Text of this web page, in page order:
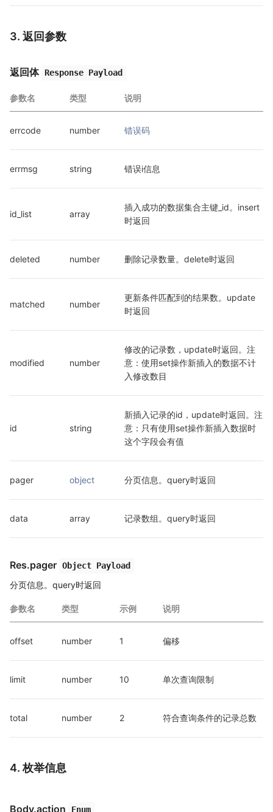
3. 返回参数
返回体 Response Payload
参数名 类型 说明
errcode number 错误码
errmsg string 错误i信息
id_list array
插入成功的数据集合主键_id。insert
时返回
deleted number 删除记录数量。delete时返回
matched number
更新条件匹配到的结果数。update
时返回
modified number
修改的记录数，update时返回。注
意：使用set操作新插入的数据不计
入修改数目
id string
新插入记录的id，update时返回。注
意：只有使用set操作新插入数据时
这个字段会有值
pager object 分页信息。query时返回
data array 记录数组。query时返回
Res.pager Object Payload
分页信息。query时返回
参数名 类型 示例 说明
offset number 1 偏移
limit number 10 单次查询限制
total number 2 符合查询条件的记录总数
4. 枚举信息
Body.action Enum